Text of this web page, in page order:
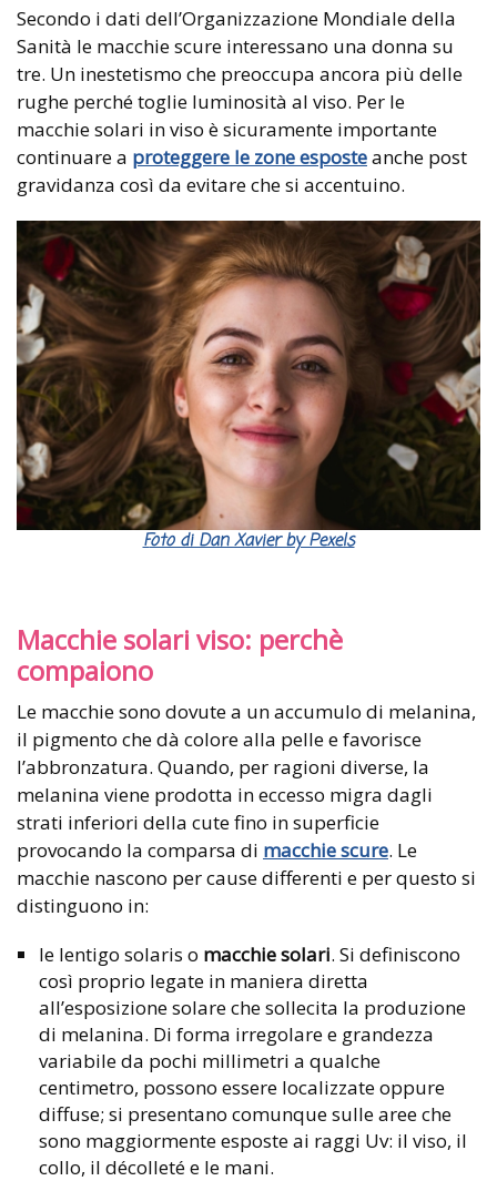
Secondo i dati dell’Organizzazione Mondiale della
Sanità le macchie scure interessano una donna su
tre. Un inestetismo che preoccupa ancora più delle
rughe perché toglie luminosità al viso. Per le
macchie solari in viso è sicuramente importante
continuare a proteggere le zone esposteanche post
gravidanza così da evitare che si accentuino.
Foto di Dan Xavier by Pexels
Macchie solari viso: perchè
compaiono
Le macchie sono dovute a un accumulo di melanina,
il pigmento che dà colore alla pelle e favorisce
l’abbronzatura. Quando, per ragioni diverse, la
melanina viene prodotta in eccesso migra dagli
strati inferiori della cute fino in superficie
provocando la comparsa di macchie scure. Le
macchie nascono per cause differenti e per questo si
distinguono in:
le lentigo solaris o macchie solari. Si definiscono
così proprio legate in maniera diretta
all’esposizione solare che sollecita la produzione
di melanina. Di forma irregolare e grandezza
variabile da pochi millimetri a qualche
centimetro, possono essere localizzate oppure
diffuse; si presentano comunque sulle aree che
sono maggiormente esposte ai raggi Uv: il viso, il
collo, il décolleté e le mani.